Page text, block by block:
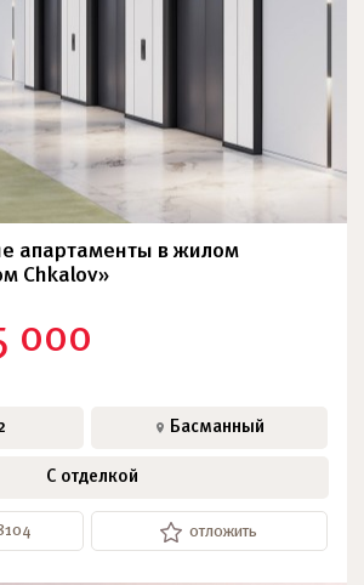
апартаменты в жилом
Chkalov»
000
Басманный
С отделкой
отложить